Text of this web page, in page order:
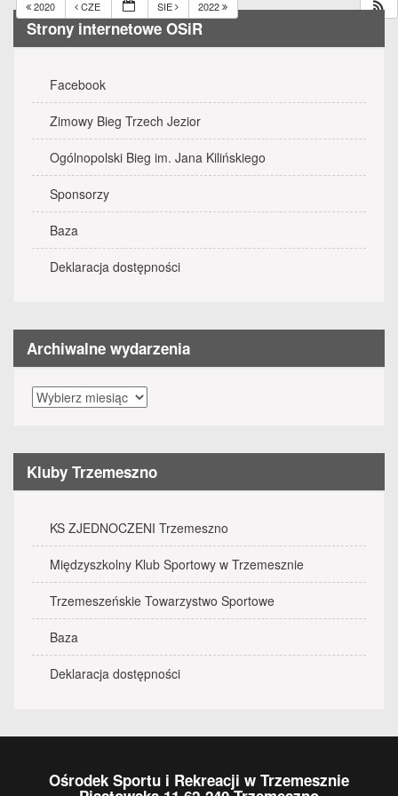
2020 CZE SIE 2022
Strony internetowe OSiR
Facebook
Zimowy Bieg Trzech Jezior
Ogólnopolski Bieg im. Jana Kilińskiego
Sponsorzy
Baza
Deklaracja dostępności
Archiwalne wydarzenia
Archiwalne
wydarzenia
Kluby Trzemeszno
KS ZJEDNOCZENI Trzemeszno
Międzyszkolny Klub Sportowy w Trzemesznie
Trzemeszeńskie Towarzystwo Sportowe
Baza
Deklaracja dostępności
Ośrodek Sportu i Rekreacji w Trzemesznie